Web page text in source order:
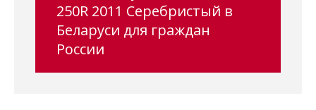
250R 2011 Серебристый в
Беларуси для граждан
России